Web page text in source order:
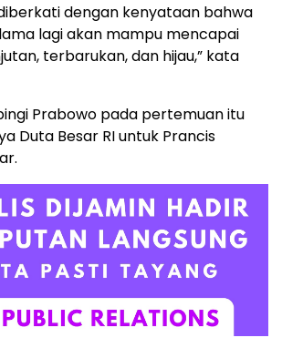
dengan kenyataan bahwa
lagi akan mampu mencapai
terbarukan, dan hijau,” kata
Prabowo pada pertemuan itu
Duta Besar RI untuk Prancis